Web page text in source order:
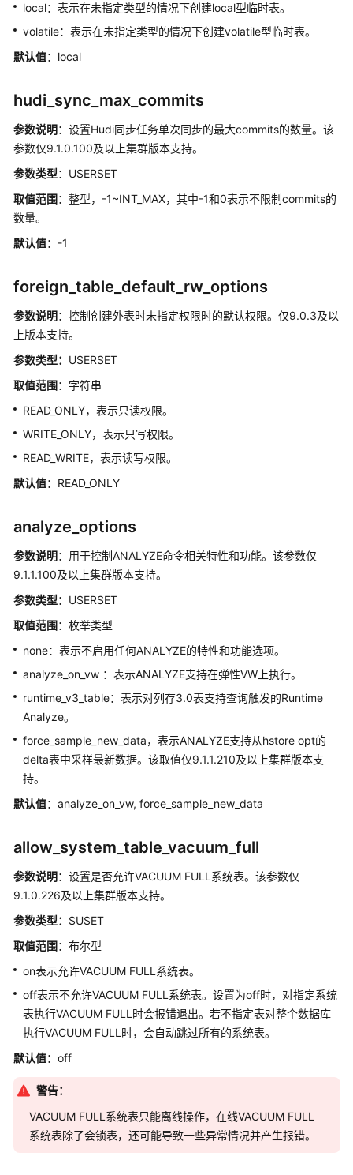
频
帮
性
能
白
书
文
下
通
用
考
产
术
语
责
共
云
服
等
级
（SLA）
白
皮
书
源
支
区
域
统
权
local：表示在未指定类型的情况下创建local型临时表。
volatile：表示在未指定类型的情况下创建volatile型临时表。
默认值：local
hudi_sync_max_commits
参数说明：设置Hudi同步任务单次同步的最大commits的数量。该
参数仅9.1.0.100及以上集群版本支持。
参数类型：USERSET
取值范围：整型，-1~INT_MAX，其中-1和0表示不限制commits的
数量。
默认值：-1
foreign_table_default_rw_options
参数说明：控制创建外表时未指定权限时的默认权限。仅9.0.3及以
上版本支持。
参数类型： USERSET
取值范围：字符串
READ_ONLY，表示只读权限。
WRITE_ONLY，表示只写权限。
READ_WRITE，表示读写权限。
默认值：READ_ONLY
analyze_options
参数说明：用于控制ANALYZE命令相关特性和功能。该参数仅
9.1.1.100及以上集群版本支持。
参数类型：USERSET
取值范围：枚举类型
none：表示不启用任何ANALYZE的特性和功能选项。
analyze_on_vw ：表示ANALYZE支持在弹性VW上执行。
runtime_v3_table：表示对列存3.0表支持查询触发的Runtime
Analyze。
force_sample_new_data，表示ANALYZE支持从hstore opt的
delta表中采样最新数据。该取值仅9.1.1.210及以上集群版本支
持。
默认值：analyze_on_vw, force_sample_new_data
allow_system_table_vacuum_full
参数说明：设置是否允许VACUUM FULL系统表。该参数仅
9.1.0.226及以上集群版本支持。
参数类型： SUSET
取值范围：布尔型
on表示允许VACUUM FULL系统表。
off表示不允许VACUUM FULL系统表。设置为off时，对指定系统
表执行VACUUM FULL时会报错退出。若不指定表对整个数据库
执行VACUUM FULL时，会自动跳过所有的系统表。
默认值：off
警告：
VACUUM FULL系统表只能离线操作，在线VACUUM FULL
系统表除了会锁表，还可能导致一些异常情况并产生报错。